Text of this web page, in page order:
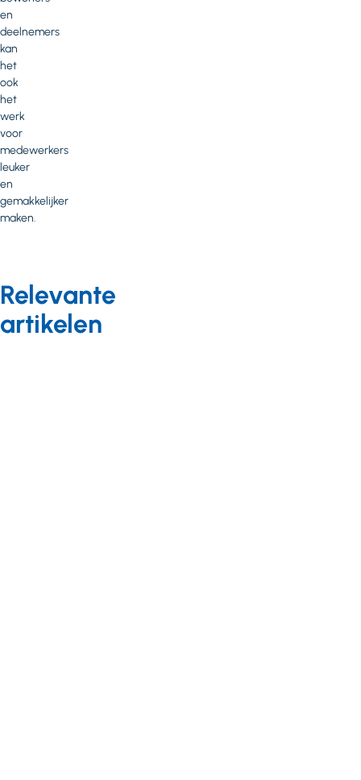
en
deelnemers
kan
het
ook
het
werk
voor
medewerkers
leuker
en
gemakkelijker
maken.
Relevante
artikelen